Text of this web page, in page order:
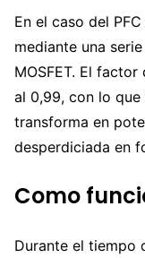
En el caso del
mediante una
MOSFET. El
al 0,99, con lo
transforma en
desperdiciada en
Como
Durante el tiempo